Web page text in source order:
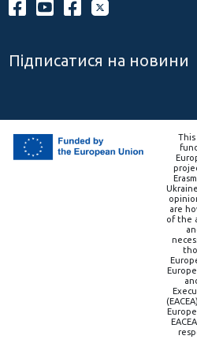
Підписатися на новини
are
of the